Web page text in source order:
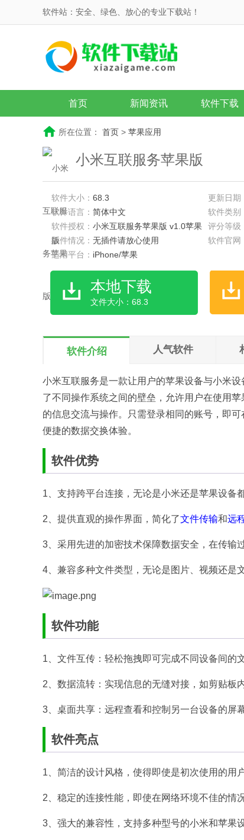
软件站：安全、绿色、放心的专业下载站！
首页 新闻资讯 软件下载
所在位置： 首页 > 苹果应用
小米互联服务苹果版
软件大小： 68.3 更新日期
软件语言： 简体中文 软件类别
软件授权： 小米互联服务苹果版 v1.0苹果
版
评分等级
插件情况： 无插件请放心使用 软件官网
适用平台： iPhone/苹果
本地下载
文件大小：68.3
软件介绍 人气软件
小米互联服务是一款让用户的苹果设备与小米
了不同操作系统之间的壁垒，允许用户在使用
的信息交流与操作。只需登录相同的账号，即
便捷的数据交换体验。
软件优势
1、支持跨平台连接，无论是小米还是苹果设备
2、提供直观的操作界面，简化了文件传输和远
3、采用先进的加密技术保障数据安全，在传输
4、兼容多种文件类型，无论是图片、视频还是
软件功能
1、文件互传：轻松拖拽即可完成不同设备间的
2、数据流转：实现信息的无缝对接，如剪贴板
3、桌面共享：远程查看和控制另一台设备的屏
软件亮点
1、简洁的设计风格，使得即使是初次使用的用
2、稳定的连接性能，即使在网络环境不佳的情
3、强大的兼容性，支持多种型号的小米和苹果